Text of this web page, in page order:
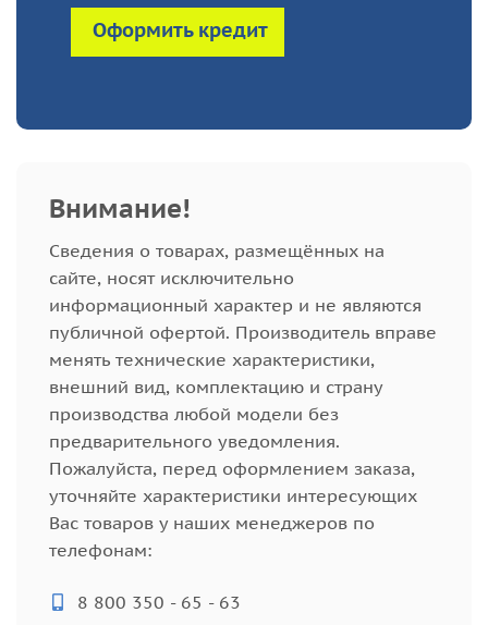
Оформить кредит
Внимание!
Cведения о товарах, размещённых на
сайте, носят исключительно
информационный характер и не являются
публичной офертой. Производитель вправе
менять технические характеристики,
внешний вид, комплектацию и страну
производства любой модели без
предварительного уведомления.
Пожалуйста, перед оформлением заказа,
уточняйте характеристики интересующих
Вас товаров у наших менеджеров по
телефонам:
8 800 350 - 65 - 63